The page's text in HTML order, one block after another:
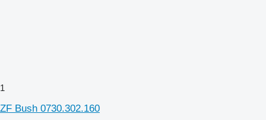
1
ZF Bush 0730.302.160